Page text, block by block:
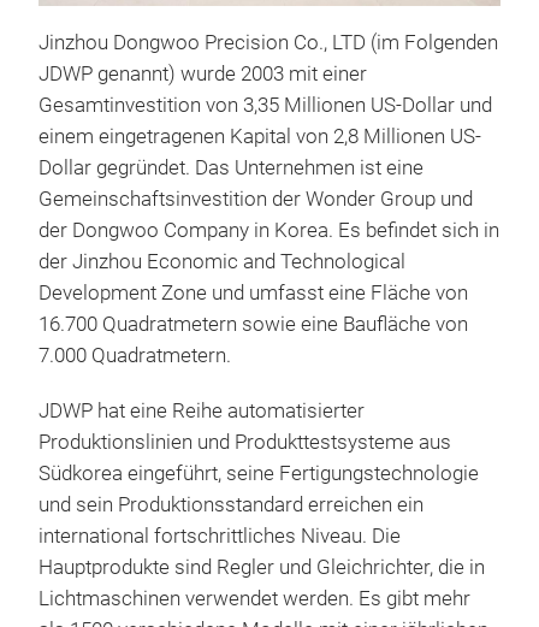
Jinzhou Dongwoo Precision Co., LTD (im Folgenden
JDWP genannt) wurde 2003 mit einer
Gesamtinvestition von 3,35 Millionen US-Dollar und
einem eingetragenen Kapital von 2,8 Millionen US-
Dollar gegründet. Das Unternehmen ist eine
Gemeinschaftsinvestition der Wonder Group und
der Dongwoo Company in Korea. Es befindet sich in
der Jinzhou Economic and Technological
Development Zone und umfasst eine Fläche von
16.700 Quadratmetern sowie eine Baufläche von
7.000 Quadratmetern.
JDWP hat eine Reihe automatisierter
Produktionslinien und Produkttestsysteme aus
Südkorea eingeführt, seine Fertigungstechnologie
und sein Produktionsstandard erreichen ein
international fortschrittliches Niveau. Die
Hauptprodukte sind Regler und Gleichrichter, die in
Lichtmaschinen verwendet werden. Es gibt mehr